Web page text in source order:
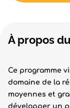
À propos
Ce programme
domaine de la
moyennes et
développer un